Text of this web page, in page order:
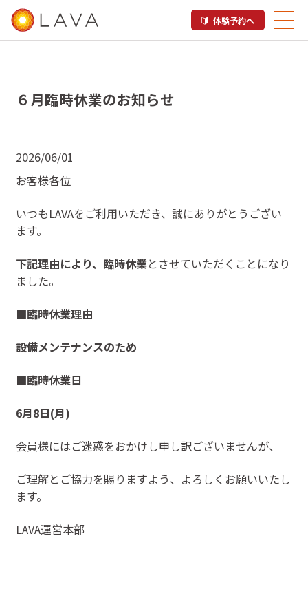
体験予約へ
６月臨時休業のお知らせ
2026/06/01
お客様各位
いつもLAVAをご利用いただき、誠にありがとうござい
ます。
下記理由により、臨時休業とさせていただくことになり
ました。
■臨時休業理由
設備メンテナンスのため
■臨時休業日
6月8日(月)
会員様にはご迷惑をおかけし申し訳ございませんが、
ご理解とご協力を賜りますよう、よろしくお願いいたし
ます。
LAVA運営本部